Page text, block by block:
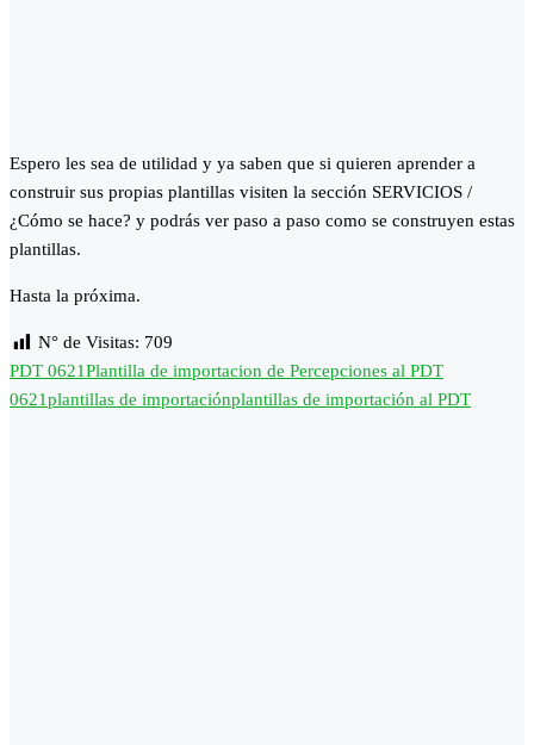
Espero les sea de utilidad y ya saben que si quieren aprender a
construir sus propias plantillas visiten la sección SERVICIOS /
¿Cómo se hace? y podrás ver paso a paso como se construyen estas
plantillas.
Hasta la próxima.
N° de Visitas: 709
PDT 0621Plantilla de importacion de Percepciones al PDT
0621plantillas de importaciónplantillas de importación al PDT